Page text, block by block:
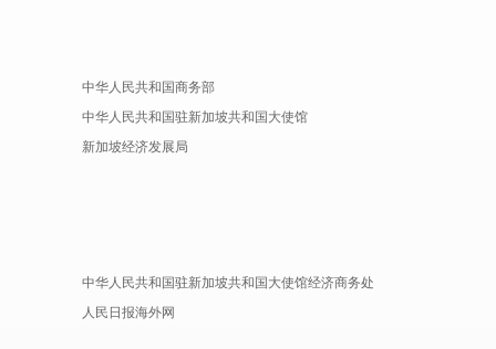
中华人民共和国商务部
中华人民共和国驻新加坡共和国大使馆
新加坡经济发展局
中华人民共和国驻新加坡共和国大使馆经济商务处
人民日报海外网